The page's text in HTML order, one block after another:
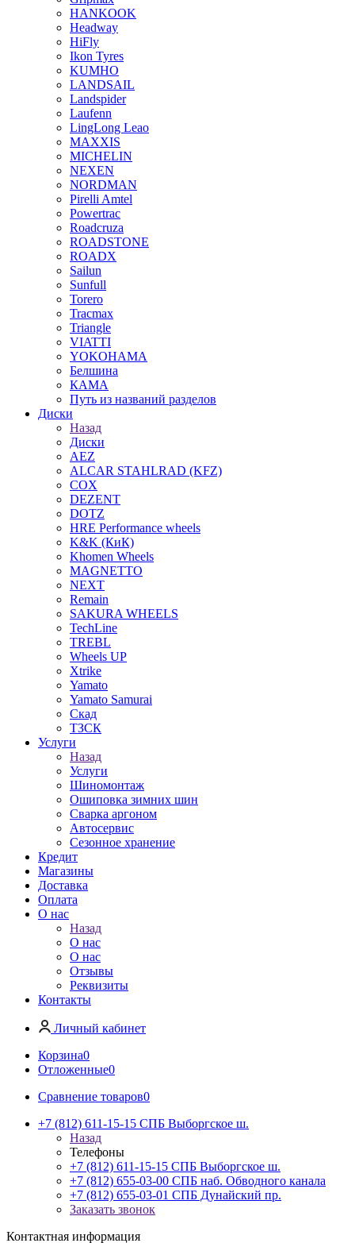
HANKOOK
Headway
HiFly
Ikon Tyres
KUMHO
LANDSAIL
Landspider
Laufenn
LingLong Leao
MAXXIS
MICHELIN
NEXEN
NORDMAN
Pirelli Amtel
Powertrac
Roadcruza
ROADSTONE
ROADX
Sailun
Sunfull
Torero
Tracmax
Triangle
VIATTI
YOKOHAMA
Белшина
КАМА
Путь из названий разделов
Диски
Назад
Диски
AEZ
ALCAR STAHLRAD (KFZ)
COX
DEZENT
DOTZ
HRE Performance wheels
K&K (КиК)
Khomen Wheels
MAGNETTO
NEXT
Remain
SAKURA WHEELS
TechLine
TREBL
Wheels UP
Xtrike
Yamato
Yamato Samurai
Скад
ТЗСК
Услуги
Назад
Услуги
Шиномонтаж
Ошиповка зимних шин
Сварка аргоном
Автосервис
Сезонное хранение
Кредит
Магазины
Доставка
Оплата
О нас
Назад
О нас
О нас
Отзывы
Реквизиты
Контакты
Личный кабинет
Корзина0
Отложенные0
Сравнение товаров0
+7 (812) 611-15-15 СПБ Выборгское ш.
Назад
Телефоны
+7 (812) 611-15-15 СПБ Выборгское ш.
+7 (812) 655-03-00 СПБ наб. Обводного канала
+7 (812) 655-03-01 СПБ Дунайский пр.
Заказать звонок
Контактная информация